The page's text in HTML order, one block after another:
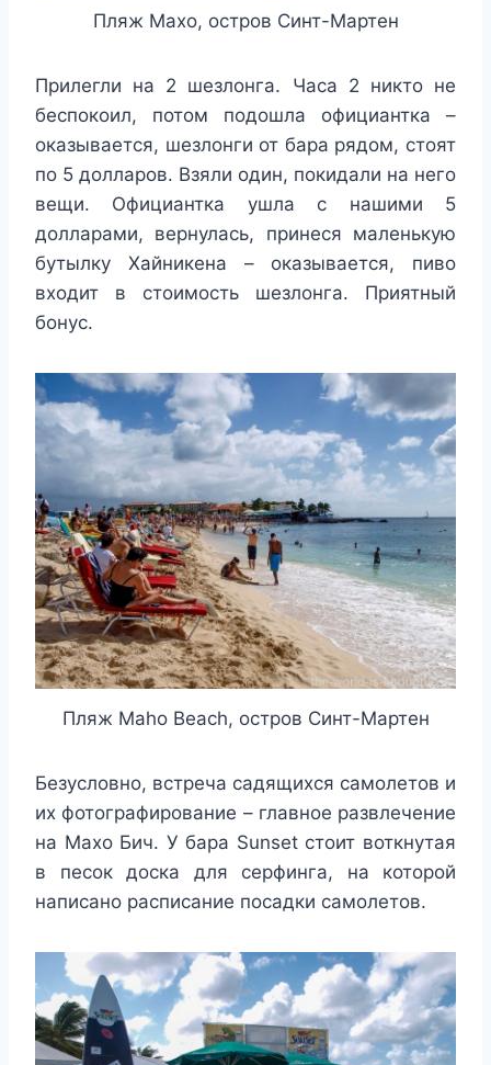
Пляж Махо, остров Синт-Мартен
Прилегли на 2 шезлонга. Часа 2 никто не
беспокоил, потом подошла официантка –
оказывается, шезлонги от бара рядом, стоят
по 5 долларов. Взяли один, покидали на него
вещи. Официантка ушла с нашими 5
долларами, вернулась, принеся маленькую
бутылку Хайникена – оказывается, пиво
входит в стоимость шезлонга. Приятный
бонус.
Пляж Maho Beach, остров Синт-Мартен
Безусловно, встреча садящихся самолетов и
их фотографирование – главное развлечение
на Махо Бич. У бара Sunset стоит воткнутая
в песок доска для серфинга, на которой
написано расписание посадки самолетов.